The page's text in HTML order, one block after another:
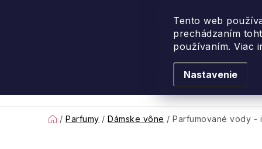
Tento web
prechádzaním
používaním. Viac
Nastavenie
Podľa vône
Domov
/ Parfumy / Dámske vône / Parfumované vody -